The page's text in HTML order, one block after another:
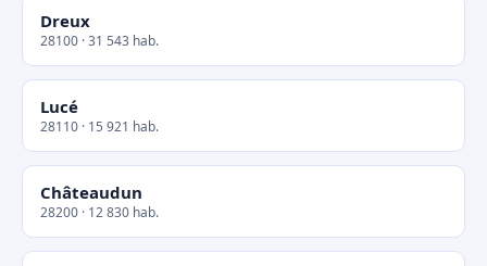
Dreux
28100 · 31 543 hab.
Lucé
28110 · 15 921 hab.
Châteaudun
28200 · 12 830 hab.